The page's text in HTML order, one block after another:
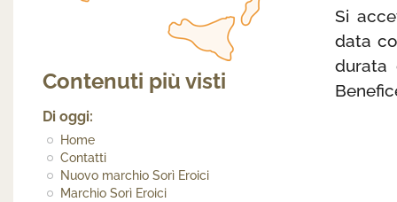
Contenuti più visti
Di oggi:
Home
Contatti
Nuovo marchio Sorì Eroici
Marchio Sorì Eroici
Si
data
durata